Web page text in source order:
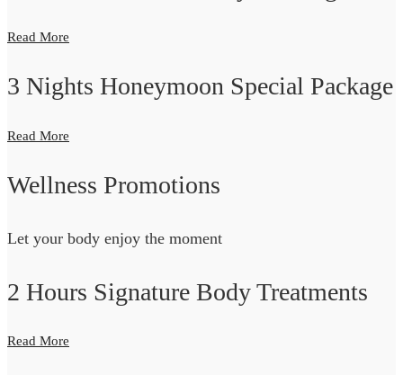
Read More
3 Nights Honeymoon Special Package
Read More
Wellness Promotions
Let your body enjoy the moment
2 Hours Signature Body Treatments
Read More